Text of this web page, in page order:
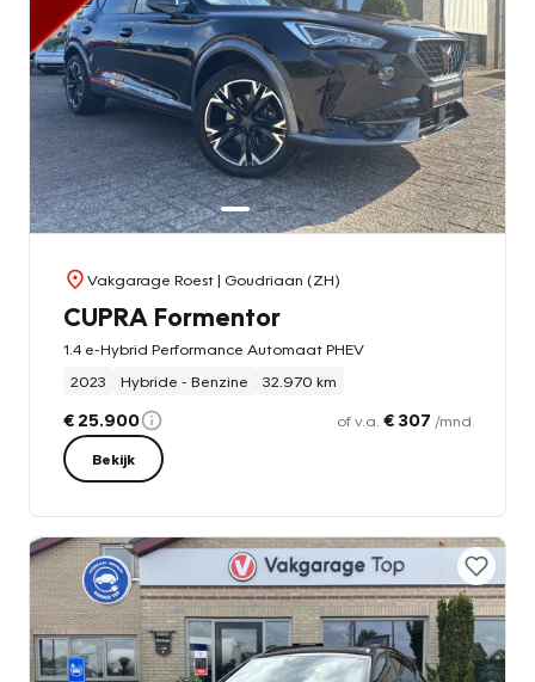
Vakgarage Roest| Goudriaan (ZH)
CUPRA Formentor
1.4 e-Hybrid Performance Automaat PHEV
2023
Hybride - Benzine 32.970 km
€ 25.900 of v.a. € 307 /mnd
Bekijk